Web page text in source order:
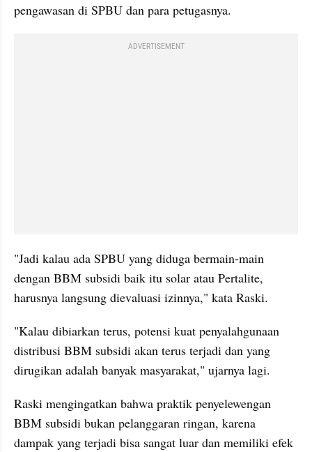
pengawasan di SPBU dan para petugasnya.
ADVERTISEMENT
"Jadi kalau ada SPBU yang diduga bermain-main
dengan BBM subsidi baik itu solar atau Pertalite,
harusnya langsung dievaluasi izinnya," kata Raski.
"Kalau dibiarkan terus, potensi kuat penyalahgunaan
distribusi BBM subsidi akan terus terjadi dan yang
dirugikan adalah banyak masyarakat," ujarnya lagi.
Raski mengingatkan bahwa praktik penyelewengan
BBM subsidi bukan pelanggaran ringan, karena
dampak yang terjadi bisa sangat luar dan memiliki efek